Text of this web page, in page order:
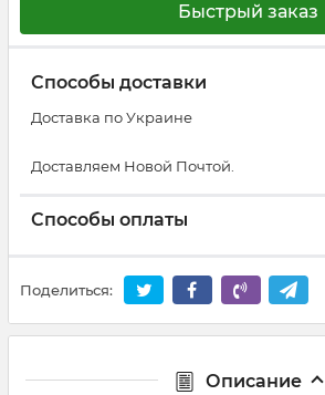
Быстрый заказ
Способы доставки
Доставка по Украине
Доставляем Новой Почтой.
Способы оплаты
Поделиться:
Описание